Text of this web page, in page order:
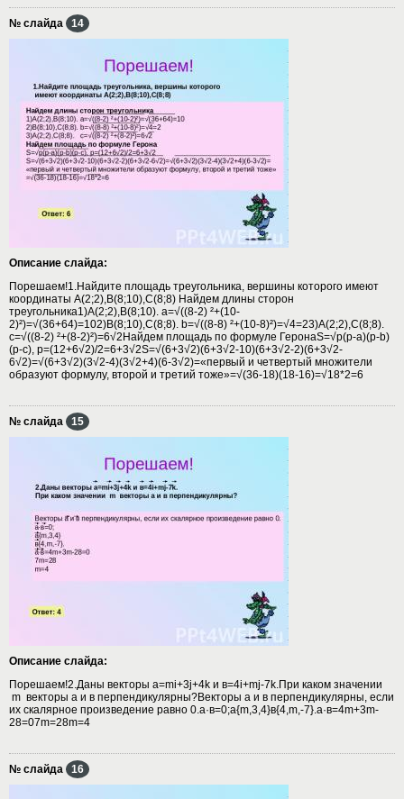
№ слайда 14
Описание слайда:
Порешаем!1.Найдите площадь треугольника, вершины которого имеют
координаты А(2;2),В(8;10),С(8;8) Найдем длины сторон
треугольника1)А(2;2),В(8;10). а=√((8-2) ²+(10-
2)²)=√(36+64)=102)В(8;10),С(8;8). b=√((8-8) ²+(10-8)²)=√4=23)А(2;2),С(8;8).
c=√((8-2) ²+(8-2)²)=6√2Найдем площадь по формуле ГеронаS=√p(p-a)(p-b)
(p-c), p=(12+6√2)/2=6+3√2S=√(6+3√2)(6+3√2-10)(6+3√2-2)(6+3√2-
6√2)=√(6+3√2)(3√2-4)(3√2+4)(6-3√2)=«первый и четвертый множители
образуют формулу, второй и третий тоже»=√(36-18)(18-16)=√18*2=6
№ слайда 15
Описание слайда:
Порешаем!2.Даны векторы а=mi+3j+4k и в=4i+mj-7k.При каком значении
m векторы а и в перпендикулярны?Векторы а и в перпендикулярны, если
их скалярное произведение равно 0.а·в=0;a{m,3,4}в{4,m,-7}.a·в=4m+3m-
28=07m=28m=4
№ слайда 16